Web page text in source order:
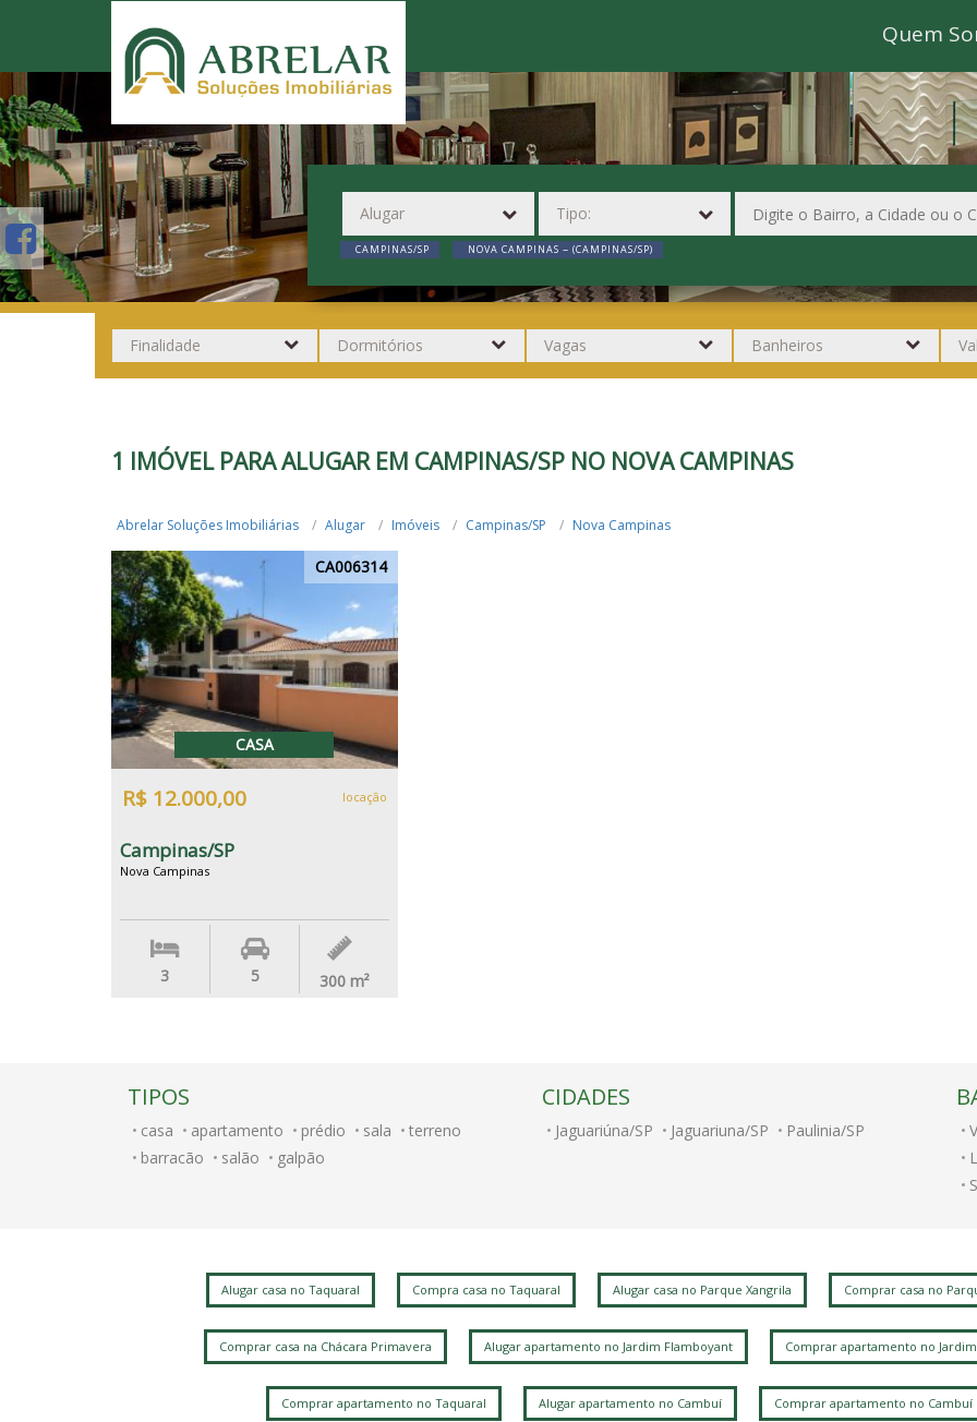
Quem
CAMPINAS/SP NOVA CAMPINAS ~ (CAMPINAS/SP)
1 IMÓVEL PARA ALUGAR EM CAMPINAS/SP NO NOVA CAMPINAS
Abrelar Soluções Imobiliárias Alugar Imóveis Campinas/SP Nova Campinas
CA006314
CASA
R$ 12.000,00 locação
Campinas/SP
Nova Campinas
3 5 300 m²
TIPOS
casa apartamento prédio sala
terreno
barracão
salão galpão
CIDADES
Jaguariúna/SP Jaguariuna/SP Paulinia/SP
Alugar casa no Taquaral Compra casa no Taquaral Alugar casa no Parque Xangrila Comprar casa no
Comprar casa na Chácara Primavera Alugar apartamento no Jardim Flamboyant Comprar apartamento no
Comprar apartamento no Taquaral Alugar apartamento no Cambuí Comprar apartamento no Cambuí